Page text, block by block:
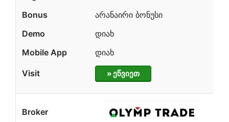
არანაირი ბონუსი
დიახ
დიახ
» ეწვიეთ